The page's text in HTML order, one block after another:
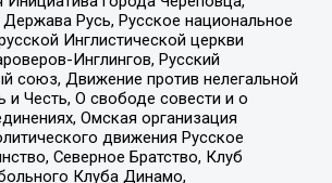
Русь, Русское национальное
Инглистической церкви
Инглингов, Русский
союз, Движение против нелегальной
и Честь, О свободе совести и о
Омская организация
движения Русское
Северное Братство, Клуб
Клуба Динамо,